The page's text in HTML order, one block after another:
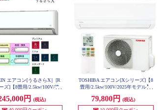
エアコン[うるさらX］[R
ズ]【8畳用/2.5kw/100V/換
モデル】 AN255ARS-W-ESE
T
円
(税込)
TOSHIBA エアコン[Xシリーズ]【8
畳用/2.5kw/100V/2025年モデル】
79,800円
(税込)